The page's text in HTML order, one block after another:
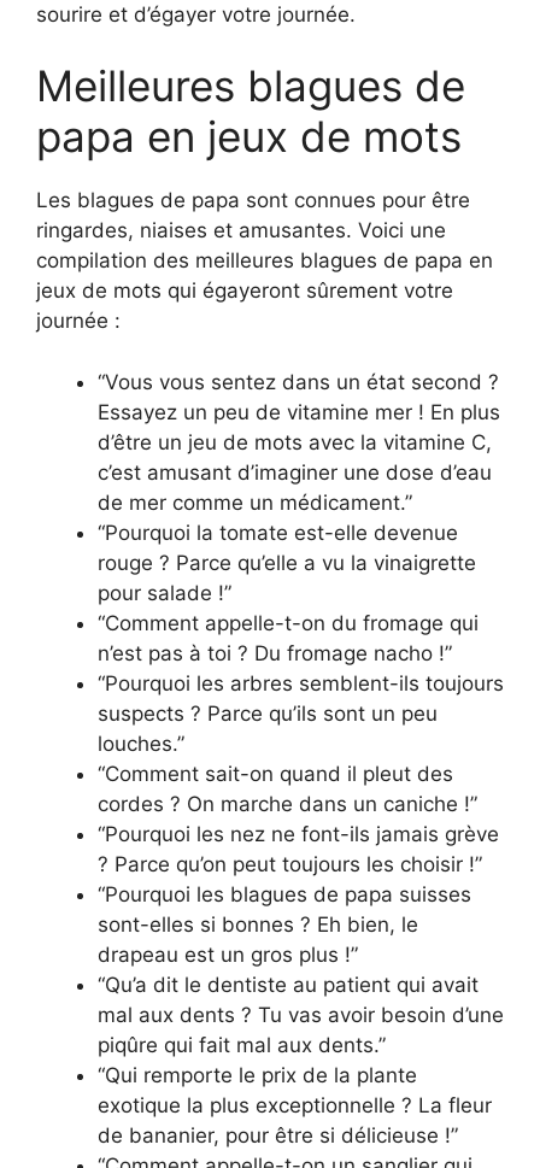
sourire et d’égayer votre journée.
Meilleures blagues de
papa en jeux de mots
Les blagues de papa sont connues pour être
ringardes, niaises et amusantes. Voici une
compilation des meilleures blagues de papa en
jeux de mots qui égayeront sûrement votre
journée :
“Vous vous sentez dans un état second ?
Essayez un peu de vitamine mer ! En plus
d’être un jeu de mots avec la vitamine C,
c’est amusant d’imaginer une dose d’eau
de mer comme un médicament.”
“Pourquoi la tomate est-elle devenue
rouge ? Parce qu’elle a vu la vinaigrette
pour salade !”
“Comment appelle-t-on du fromage qui
n’est pas à toi ? Du fromage nacho !”
“Pourquoi les arbres semblent-ils toujours
suspects ? Parce qu’ils sont un peu
louches.”
“Comment sait-on quand il pleut des
cordes ? On marche dans un caniche !”
“Pourquoi les nez ne font-ils jamais grève
? Parce qu’on peut toujours les choisir !”
“Pourquoi les blagues de papa suisses
sont-elles si bonnes ? Eh bien, le
drapeau est un gros plus !”
“Qu’a dit le dentiste au patient qui avait
mal aux dents ? Tu vas avoir besoin d’une
piqûre qui fait mal aux dents.”
“Qui remporte le prix de la plante
exotique la plus exceptionnelle ? La fleur
de bananier, pour être si délicieuse !”